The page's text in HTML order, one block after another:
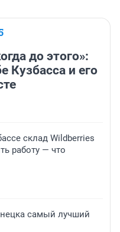
до этого»:
Кузбасса и его
склад Wildberries
работу — что
самый лучший